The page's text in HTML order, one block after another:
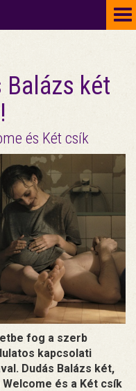
Balázs két
és Két csík
fog a szerb
kapcsolati
Dudás Balázs két,
és a Két csík